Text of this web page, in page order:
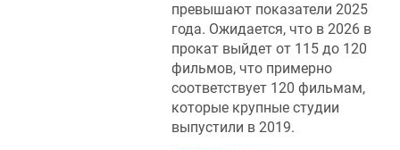
превышают показатели 2025
года. Ожидается, что в 2026 в
прокат выйдет от 115 до 120
фильмов, что примерно
соответствует 120 фильмам,
которые крупные студии
выпустили в 2019.